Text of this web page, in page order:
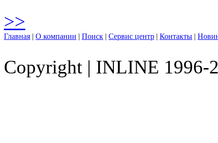
>>
Главная | О компании | Поиск | Сервис центр | Контакты |
Copyright | INLINE 1996-